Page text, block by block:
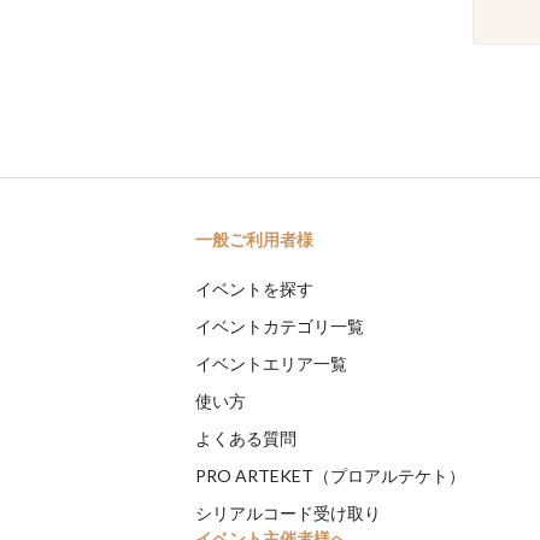
一般ご利用者様
イベントを探す
イベントカテゴリ一覧
イベントエリア一覧
使い方
よくある質問
PRO ARTEKET（プロアルテケト）
シリアルコード受け取り